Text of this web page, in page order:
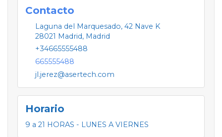
Contacto
Laguna del Marquesado, 42 Nave K
28021 Madrid, Madrid
+34665555488
665555488
jl.jerez@asertech.com
Horario
9 a 21 HORAS - LUNES A VIERNES